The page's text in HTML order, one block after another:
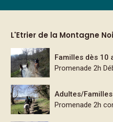
L'Etrier de la Montagne
Familles dès 10
Promenade 2h
Adultes/
Promenade 2h